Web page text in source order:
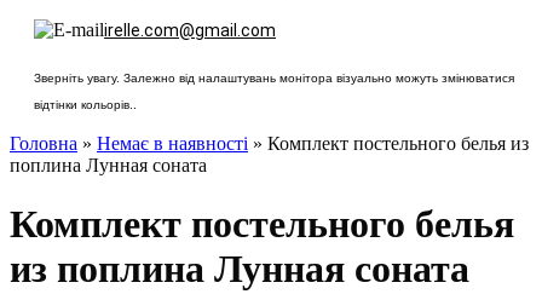
irelle.com@gmail.com
Зверніть увагу. Залежно від налаштувань монітора візуально можуть змінюватися
відтінки кольорів..
Головна » Немає в наявності » Комплект постельного белья из
поплина Лунная соната
Комплект постельного белья
из поплина Лунная соната